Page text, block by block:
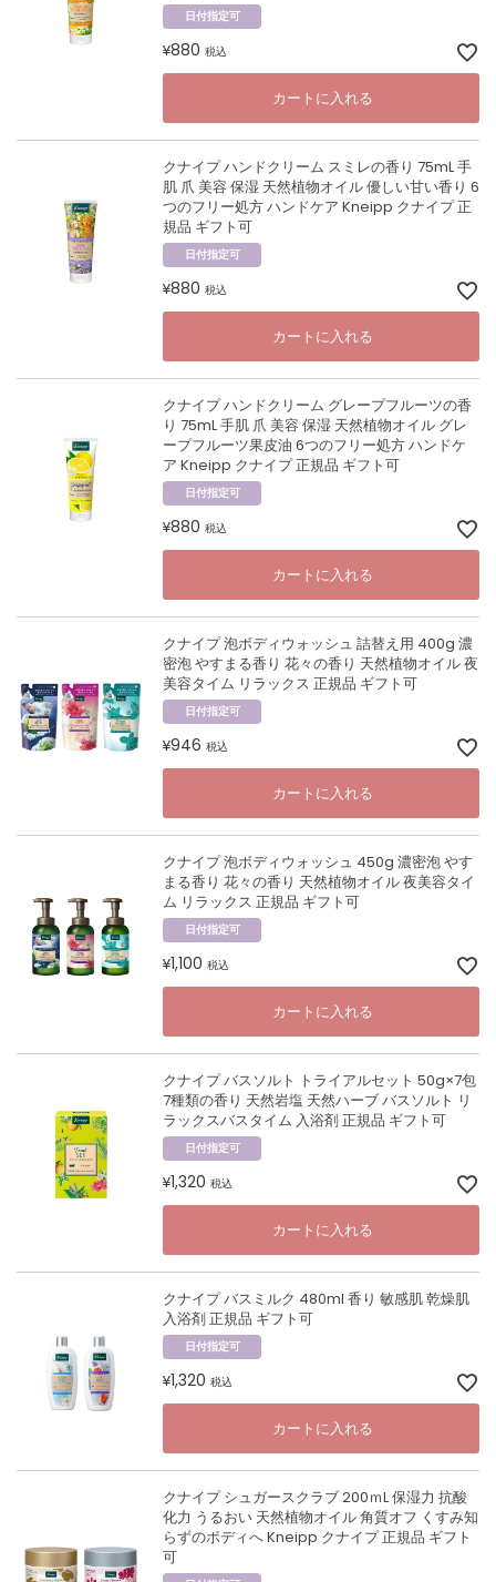
日付指定可
¥880 税込
カートに入れる
クナイプ ハンドクリーム スミレの香り 75mL 手
肌 爪 美容 保湿 天然植物オイル 優しい甘い香り 6
つのフリー処方 ハンドケア Kneipp クナイプ 正
規品 ギフト可
日付指定可
¥880 税込
カートに入れる
クナイプ ハンドクリーム グレープフルーツの香
り 75mL 手肌 爪 美容 保湿 天然植物オイル グレ
ープフルーツ果皮油 6つのフリー処方 ハンドケ
ア Kneipp クナイプ 正規品 ギフト可
日付指定可
¥880 税込
カートに入れる
クナイプ 泡ボディウォッシュ 詰替え用 400g 濃
密泡 やすまる香り 花々の香り 天然植物オイル 夜
美容タイム リラックス 正規品 ギフト可
日付指定可
¥946 税込
カートに入れる
クナイプ 泡ボディウォッシュ 450g 濃密泡 やす
まる香り 花々の香り 天然植物オイル 夜美容タイ
ム リラックス 正規品 ギフト可
日付指定可
¥1,100 税込
カートに入れる
クナイプ バスソルト トライアルセット 50g×7包
7種類の香り 天然岩塩 天然ハーブ バスソルト リ
ラックスバスタイム 入浴剤 正規品 ギフト可
日付指定可
¥1,320 税込
カートに入れる
クナイプ バスミルク 480ml 香り 敏感肌 乾燥肌
入浴剤 正規品 ギフト可
日付指定可
¥1,320 税込
カートに入れる
クナイプ シュガースクラブ 200ｍL 保湿力 抗酸
化力 うるおい 天然植物オイル 角質オフ くすみ知
らずのボディへ Kneipp クナイプ 正規品 ギフト
可